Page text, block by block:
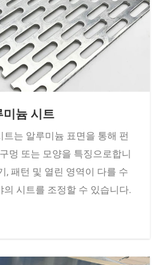
미늄 시트
멍 또는 모양을 특징으로합니
, 패턴 및 열린 영역이 다를 수
의 시트를 조정할 수 있습니다.